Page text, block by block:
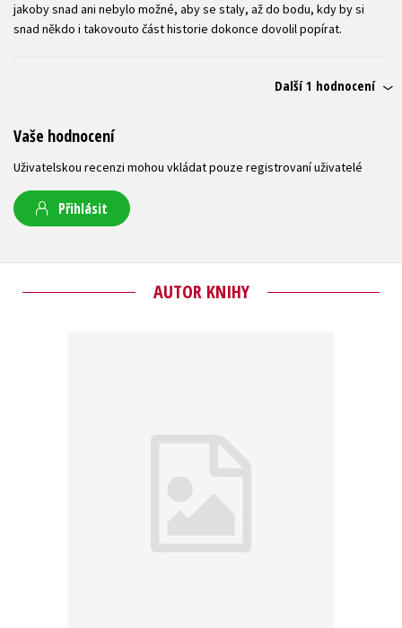
jakoby snad ani nebylo možné, aby se staly, až do bodu, kdy by si
snad někdo i takovouto část historie dokonce dovolil popírat.
Další 1 hodnocení
Vaše hodnocení
Uživatelskou recenzi mohou vkládat pouze registrovaní uživatelé
Přihlásit
AUTOR KNIHY